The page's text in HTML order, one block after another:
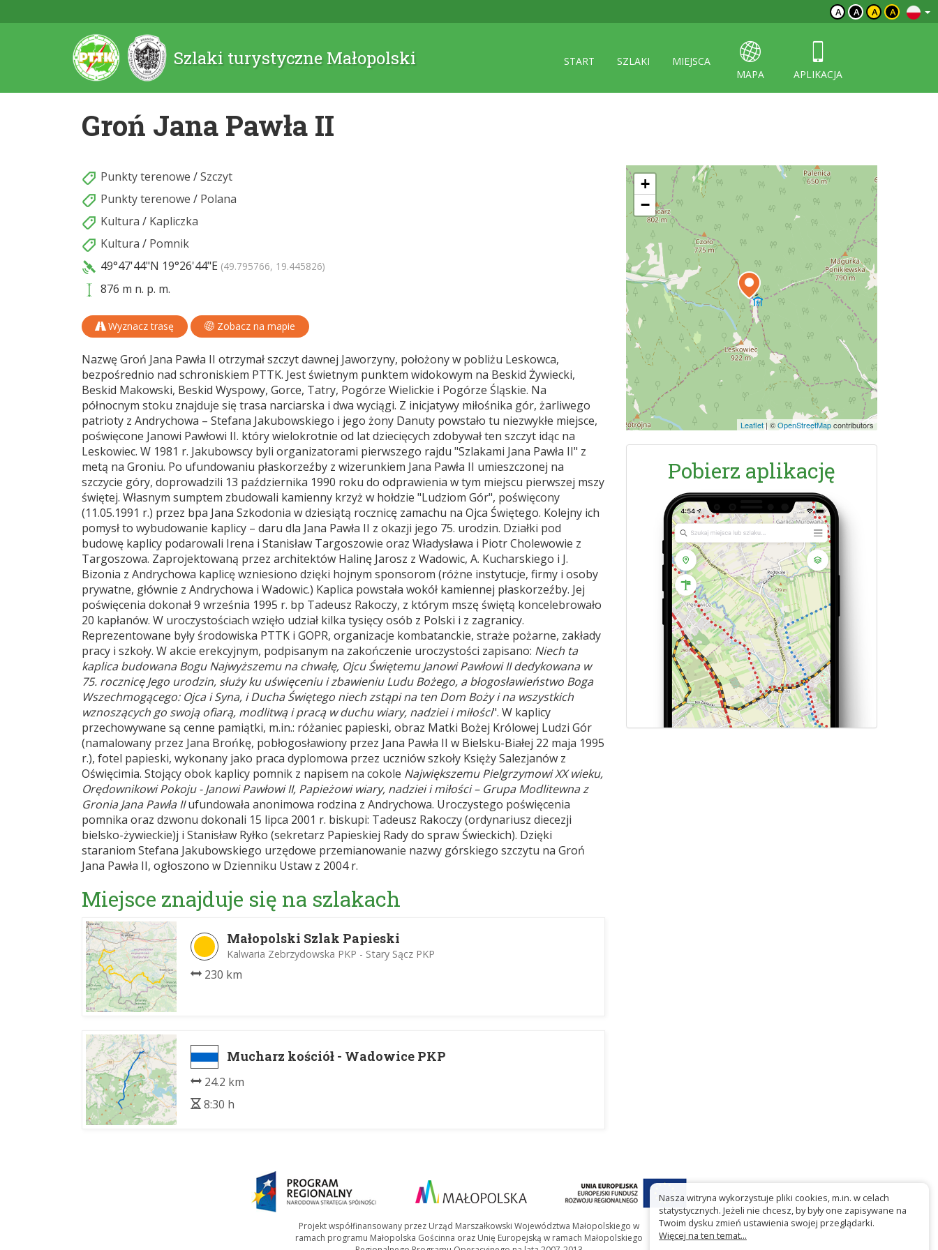
A A A A
Szlaki turystyczne Małopolski START SZLAKI
MIEJSCA
MAPA
APLIKACJA
Groń Jana Pawła II
Punkty terenowe /Szczyt
Punkty terenowe / Polana
Kultura / Kapliczka
Kultura / Pomnik
49°47'44"N 19°26'44"E (49.795766, 19.445826)
876 m n. p. m.
Wyznacz trasę Zobacz na mapie
Nazwę Groń Jana Pawła II otrzymał szczyt dawnej Jaworzyny, położony w pobliżu Leskowca,
bezpośrednio nad schroniskiem PTTK. Jest świetnym punktem widokowym na Beskid Żywiecki,
Beskid Makowski, Beskid Wyspowy, Gorce, Tatry, Pogórze Wielickie i Pogórze Śląskie. Na
północnym stoku znajduje się trasa narciarska i dwa wyciągi. Z inicjatywy miłośnika gór, żarliwego
patrioty z Andrychowa – Stefana Jakubowskiego i jego żony Danuty powstało tu niezwykłe miejsce,
poświęcone Janowi Pawłowi II. który wielokrotnie od lat dziecięcych zdobywał ten szczyt idąc na
Leskowiec. W 1981 r. Jakubowscy byli organizatorami pierwszego rajdu "Szlakami Jana Pawła II" z
metą na Groniu. Po ufundowaniu płaskorzeźby z wizerunkiem Jana Pawła II umieszczonej na
szczycie góry, doprowadzili 13 października 1990 roku do odprawienia w tym miejscu pierwszej mszy
świętej. Własnym sumptem zbudowali kamienny krzyż w hołdzie "Ludziom Gór", poświęcony
(11.05.1991 r.) przez bpa Jana Szkodonia w dziesiątą rocznicę zamachu na Ojca Świętego. Kolejny ich
pomysł to wybudowanie kaplicy – daru dla Jana Pawła II z okazji jego 75. urodzin. Działki pod
budowę kaplicy podarowali Irena i Stanisław Targoszowie oraz Władysława i Piotr Cholewowie z
Targoszowa. Zaprojektowaną przez architektów Halinę Jarosz z Wadowic, A. Kucharskiego i J.
Bizonia z Andrychowa kaplicę wzniesiono dzięki hojnym sponsorom (różne instytucje, firmy i osoby
prywatne, głównie z Andrychowa i Wadowic.) Kaplica powstała wokół kamiennej płaskorzeźby. Jej
poświęcenia dokonał 9 września 1995 r. bp Tadeusz Rakoczy, z którym mszę świętą koncelebrowało
20 kapłanów. W uroczystościach wzięło udział kilka tysięcy osób z Polski i z zagranicy.
Reprezentowane były środowiska PTTK i GOPR, organizacje kombatanckie, straże pożarne, zakłady
pracy i szkoły. W akcie erekcyjnym, podpisanym na zakończenie uroczystości zapisano: Niech ta
kaplica budowana Bogu Najwyższemu na chwałę, Ojcu Świętemu Janowi Pawłowi II dedykowana w
75. rocznicę Jego urodzin, służy ku uświęceniu i zbawieniu Ludu Bożego, a błogosławieństwo Boga
Wszechmogącego: Ojca i Syna, i Ducha Świętego niech zstąpi na ten Dom Boży i na wszystkich
wznoszących go swoją ofiarą, modlitwą i pracą w duchu wiary, nadziei i miłości". W kaplicy
przechowywane są cenne pamiątki, m.in.: różaniec papieski, obraz Matki Bożej Królowej Ludzi Gór
(namalowany przez Jana Brońkę, pobłogosławiony przez Jana Pawła II w Bielsku-Białej 22 maja 1995
r.), fotel papieski, wykonany jako praca dyplomowa przez uczniów szkoły Księży Salezjanów z
Oświęcimia. Stojący obok kaplicy pomnik z napisem na cokole Największemu Pielgrzymowi XX wieku,
Orędownikowi Pokoju - Janowi Pawłowi II, Papieżowi wiary, nadziei i miłości – Grupa Modlitewna z
Gronia Jana Pawła IIufundowała anonimowa rodzina z Andrychowa. Uroczystego poświęcenia
pomnika oraz dzwonu dokonali 15 lipca 2001 r. biskupi: Tadeusz Rakoczy (ordynariusz diecezji
bielsko-żywieckie)j i Stanisław Ryłko (sekretarz Papieskiej Rady do spraw Świeckich). Dzięki
staraniom Stefana Jakubowskiego urzędowe przemianowanie nazwy górskiego szczytu na Groń
Jana Pawła II, ogłoszono w Dzienniku Ustaw z 2004 r.
Miejsce znajduje się na szlakach
Małopolski Szlak Papieski
Kalwaria Zebrzydowska PKP - Stary Sącz PKP
230 km
Mucharz kościół - Wadowice PKP
24.2 km
8:30 h
+
−
Leaflet | ©OpenStreetMapcontributors
Pobierz aplikację
Projekt współfinansowany przez Urząd Marszałkowski Województwa Małopolskiego w
ramach programu Małopolska Gościnna oraz Unię Europejską w ramach Małopolskiego
Nasza witryna wykorzystuje pliki cookies, m.in. w celach
statystycznych. Jeżeli nie chcesz, by były one zapisywane na
Twoim dysku zmień ustawienia swojej przeglądarki.
Więcej na ten temat...